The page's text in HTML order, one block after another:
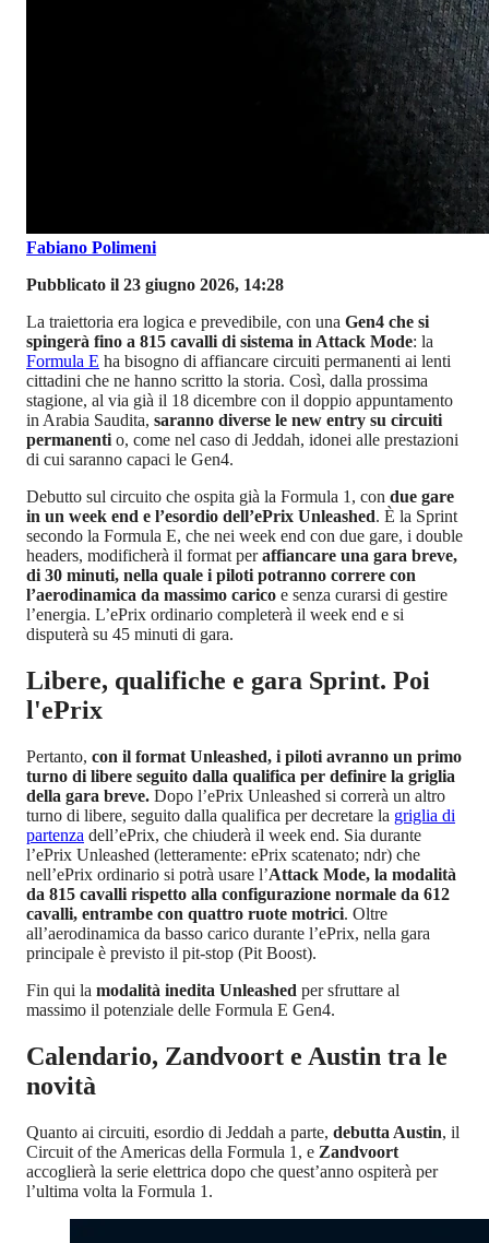
Fabiano Polimeni
Pubblicato il 23 giugno 2026, 14:28
La traiettoria era logica e prevedibile, con una Gen4 che si
spingerà fino a 815 cavalli di sistema in Attack Mode: la
Formula E ha bisogno di affiancare circuiti permanenti ai lenti
cittadini che ne hanno scritto la storia. Così, dalla prossima
stagione, al via già il 18 dicembre con il doppio appuntamento
in Arabia Saudita, saranno diverse le new entry su circuiti
permanenti o, come nel caso di Jeddah, idonei alle prestazioni
di cui saranno capaci le Gen4.
Debutto sul circuito che ospita già la Formula 1, con due gare
in un week end e l’esordio dell’ePrix Unleashed. È la Sprint
secondo la Formula E, che nei week end con due gare, i double
headers, modificherà il format peraffiancare una gara breve,
di 30 minuti, nella quale i piloti potranno correre con
l’aerodinamica da massimo carico e senza curarsi di gestire
l’energia. L’ePrix ordinario completerà il week end e si
disputerà su 45 minuti di gara.
Libere, qualifiche e gara Sprint. Poi
l'ePrix
Pertanto, con il format Unleashed, i piloti avranno un primo
turno di libere seguito dalla qualifica per definire la griglia
della gara breve. Dopo l’ePrix Unleashed si correrà un altro
turno di libere, seguito dalla qualifica per decretare la griglia di
partenza dell’ePrix, che chiuderà il week end. Sia durante
l’ePrix Unleashed (letteramente: ePrix scatenato; ndr) che
nell’ePrix ordinario si potrà usare l’Attack Mode, la modalità
da 815 cavalli rispetto alla configurazione normale da 612
cavalli, entrambe con quattro ruote motrici. Oltre
all’aerodinamica da basso carico durante l’ePrix, nella gara
principale è previsto il pit-stop (Pit Boost).
Fin qui la modalità inedita Unleashed per sfruttare al
massimo il potenziale delle Formula E Gen4.
Calendario, Zandvoort e Austin tra le
novità
Quanto ai circuiti, esordio di Jeddah a parte, debutta Austin, il
Circuit of the Americas della Formula 1, e Zandvoort
accoglierà la serie elettrica dopo che quest’anno ospiterà per
l’ultima volta la Formula 1.